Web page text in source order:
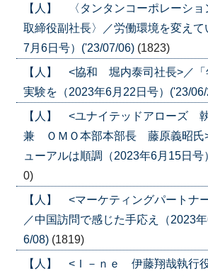
【人】 〈タンタンコーポレーシ
取締役副社長〉／労働環境を変え
7月6日号）('23/07/06) (1823)
【人】 <協和 堀内泰司社長>／「
実験を（2023年6月22日号）('23/
【人】 <ユナイテッドアローズ
兼 ＯＭＯ本部本部長 藤原義昭氏
ューアルは順調（2023年6月15日号
0)
【人】 <マーケティングパートナ
／中国訪問で感じた手応え（2023
6/08) (1819)
【人】 <Ｉ－ｎｅ 伊藤翔哉執行